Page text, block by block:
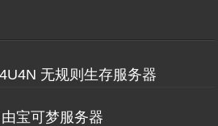
无规则生存服务器
宝可梦服务器